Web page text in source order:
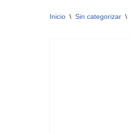
Inicio \ Sin categorizar \